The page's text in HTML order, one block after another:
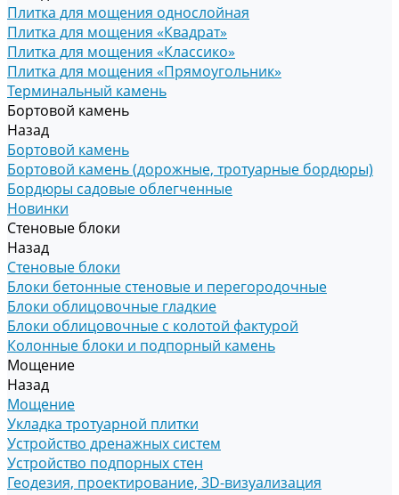
Плитка для мощения однослойная
Плитка для мощения «Квадрат»
Плитка для мощения «Классико»
Плитка для мощения «Прямоугольник»
Терминальный камень
Бортовой камень
Назад
Бортовой камень
Бортовой камень (дорожные, тротуарные бордюры)
Бордюры садовые облегченные
Новинки
Стеновые блоки
Назад
Стеновые блоки
Блоки бетонные стеновые и перегородочные
Блоки облицовочные гладкие
Блоки облицовочные с колотой фактурой
Колонные блоки и подпорный камень
Мощение
Назад
Мощение
Укладка тротуарной плитки
Устройство дренажных систем
Устройство подпорных стен
Геодезия, проектирование, 3D-визуализация